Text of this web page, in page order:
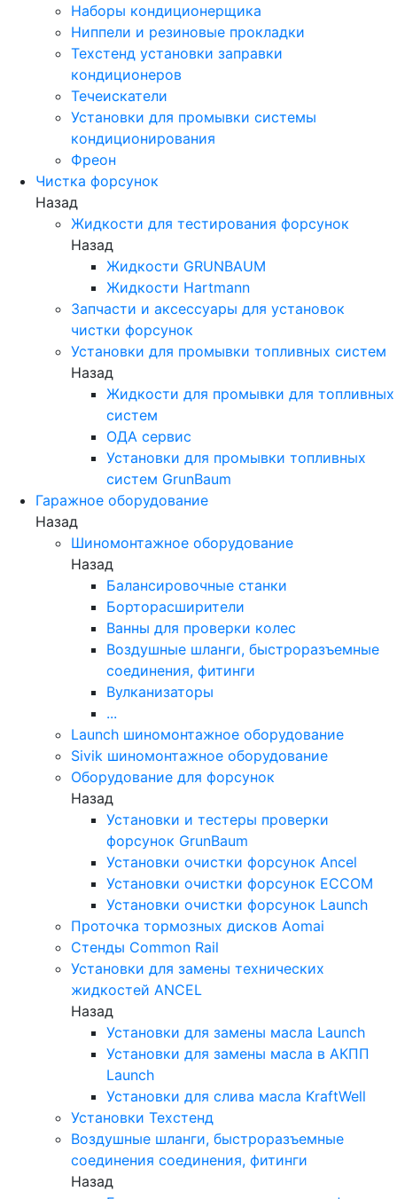
Наборы кондиционерщика
Ниппели и резиновые прокладки
Техстенд установки заправки
кондиционеров
Течеискатели
Установки для промывки системы
кондиционирования
Фреон
Чистка форсунок
Назад
Жидкости для тестирования форсунок
Назад
Жидкости GRUNBAUM
Жидкости Hartmann
Запчасти и аксессуары для установок
чистки форсунок
Установки для промывки топливных систем
Назад
Жидкости для промывки для топливных
систем
ОДА сервис
Установки для промывки топливных
систем GrunBaum
Гаражное оборудование
Назад
Шиномонтажное оборудование
Назад
Балансировочные станки
Борторасширители
Ванны для проверки колес
Воздушные шланги, быстроразъемные
соединения, фитинги
Вулканизаторы
...
Launch шиномонтажное оборудование
Sivik шиномонтажное оборудование
Оборудование для форсунок
Назад
Установки и тестеры проверки
форсунок GrunBaum
Установки очистки форсунок Ancel
Установки очистки форсунок ECCOM
Установки очистки форсунок Launch
Проточка тормозных дисков Aomai
Стенды Common Rail
Установки для замены технических
жидкостей ANCEL
Назад
Установки для замены масла Launch
Установки для замены масла в АКПП
Launch
Установки для слива масла KraftWell
Установки Техстенд
Воздушные шланги, быстроразъемные
соединения соединения, фитинги
Назад